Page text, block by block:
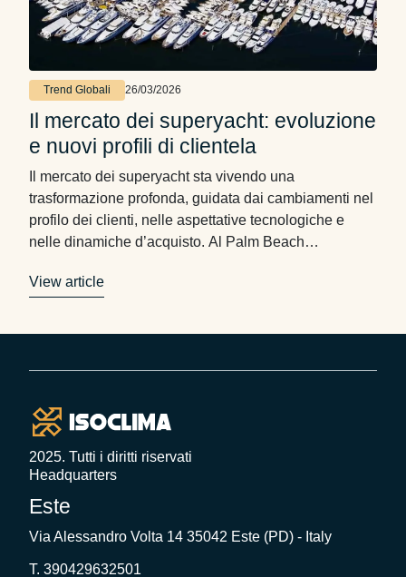
Trend Globali 26/03/2026
Il mercato dei superyacht: evoluzione
e nuovi profili di clientela
Il mercato dei superyacht sta vivendo una
trasformazione profonda, guidata dai cambiamenti nel
profilo dei clienti, nelle aspettative tecnologiche e
nelle dinamiche d’acquisto. Al Palm Beach
giorni, emergono chiaramente queste tendenze, a
View article
2025. Tutti i diritti riservati
Headquarters
Este
Via Alessandro Volta 14 35042 Este (PD) - Italy
T. 390429632501